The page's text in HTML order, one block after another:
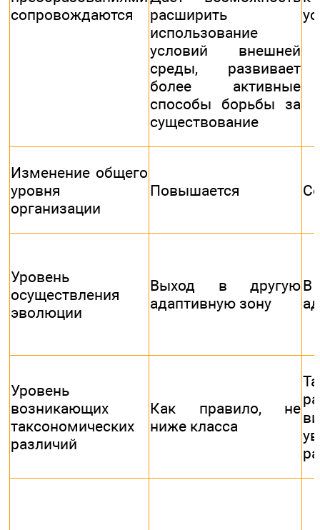
сопровождаются
расширить
использование
условий внешней
среды, развивает
более активные
способы борьбы за
существование
Изменение общего
уровня
организации
Повышается
Уровень
осуществления
эволюции
Выход в другую
адаптивную зону
В
Уровень
возникающих
таксономических
различий
Как правило, не
ниже класса